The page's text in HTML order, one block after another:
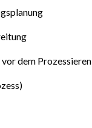
dem Prozessieren